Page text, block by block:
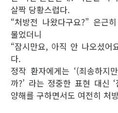
살짝 당황스럽다.
“처방전 나왔다구요?” 은근
물었더니
“잠시만요, 아직 안 나오셨어
다.
정작 환자에게는 ‘(죄송하지
까?’ 라는 정중한 표현 대신
양해를 구하면서도 여전히 처